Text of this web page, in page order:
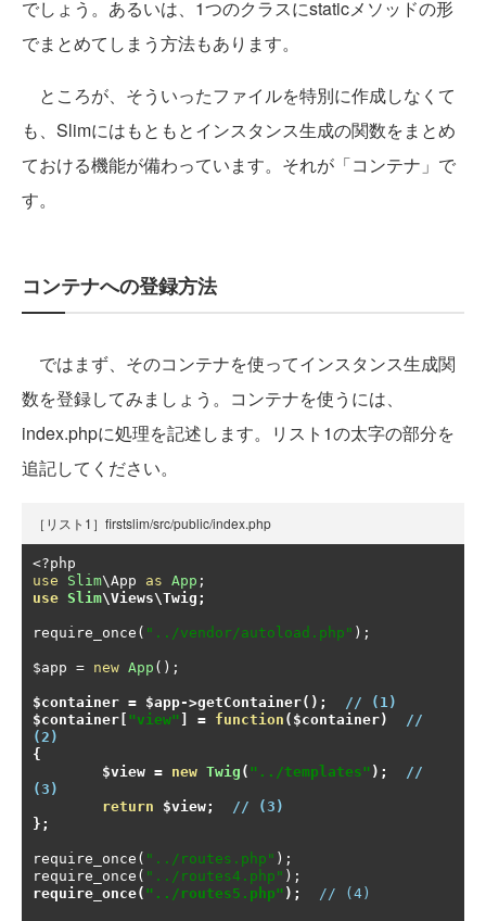
でしょう。あるいは、1つのクラスにstaticメソッドの形
でまとめてしまう方法もあります。
ところが、そういったファイルを特別に作成しなくて
も、Slimにはもともとインスタンス生成の関数をまとめ
ておける機能が備わっています。それが「コンテナ」で
す。
コンテナへの登録方法
ではまず、そのコンテナを使ってインスタンス生成関
数を登録してみましょう。コンテナを使うには、
index.phpに処理を記述します。リスト1の太字の部分を
追記してください。
［リスト1］firstslim/src/public/index.php
<?
use
Slim\App as App ;
use Slim\Views\Twig ;
require_once ( "../vendor/autoload.php" );
$app = new App ();
$container = $app->getContainer();
// (1)
$container [ "view" ] = function ( $container)
//
(2)
{
	$view
= new Twig ( "../templates" );
//
(3)
return $view;
// (3)
};
require_once ( "../routes.php" );
require_once ( "../routes4.php" );
require_once( "../routes5.php" ); // (4)